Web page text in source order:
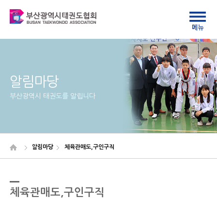
알림마당
부산광역시 태권도를 알립니다
알림마당 체육관매도,구인구직
체육관매도,구인구직